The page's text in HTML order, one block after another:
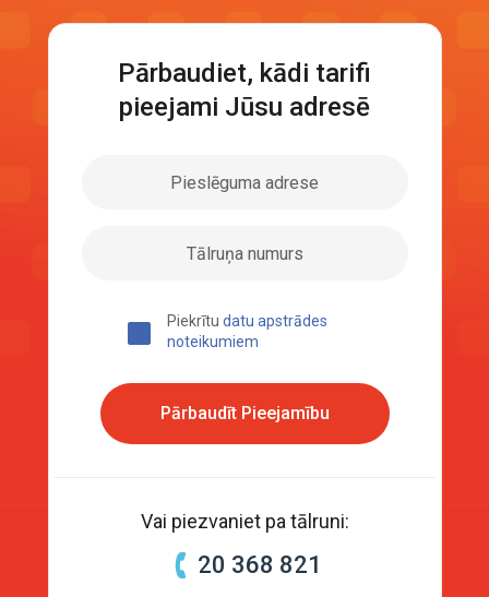
Pārbaudiet, kādi tarifi
pieejami Jūsu adresē
Piekrītu datu apstrādes
noteikumiem
Pārbaudīt Pieejamību
Vai piezvaniet pa tālruni:
20 368 821